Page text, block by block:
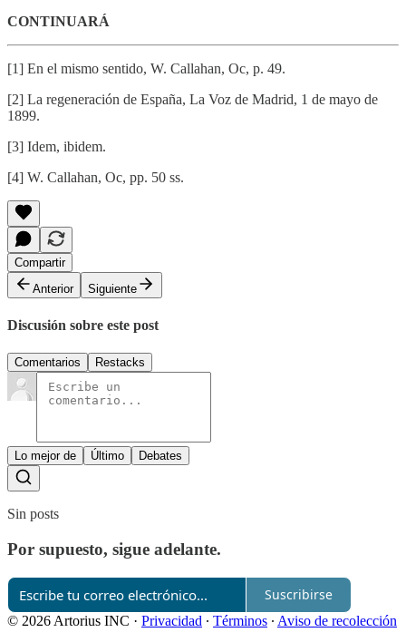
CONTINUARÁ
[1] En el mismo sentido, W. Callahan, Oc, p. 49.
[2] La regeneración de España, La Voz de Madrid, 1 de mayo de
1899.
[3] Idem, ibidem.
[4] W. Callahan, Oc, pp. 50 ss.
Compartir
Anterior
Siguiente
Discusión sobre este post
Comentarios Restacks
Lo mejor de Último Debates
Sin posts
Por supuesto, sigue adelante.
Suscribirse
© 2026 Artorius INC · Privacidad ∙ Términos ∙ Aviso de recolección